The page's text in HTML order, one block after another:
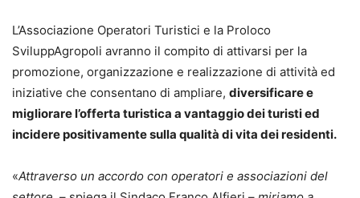
L’Associazione Operatori Turistici e la Proloco
SviluppAgropoli avranno il compito di attivarsi per la
promozione, organizzazione e realizzazione di attività ed
iniziative che consentano di ampliare, diversificare e
migliorare l’offerta turistica a vantaggio dei turisti ed
incidere positivamente sulla qualità di vita dei residenti.
«Attraverso un accordo con operatori e associazioni del